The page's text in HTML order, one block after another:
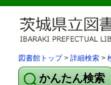
図書館トップ> 詳細検索 >
かんたん検索